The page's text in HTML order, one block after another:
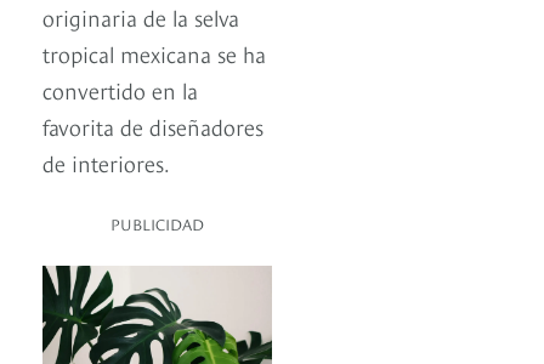
originaria de la selva
tropical mexicana se ha
convertido en la
favorita de diseñadores
de interiores.
PUBLICIDAD